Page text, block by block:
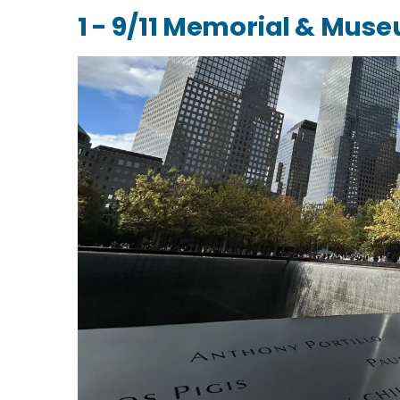
1 - 9/11 Memorial &